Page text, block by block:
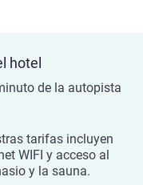
hotel
de la autopista
tarifas incluyen
WIFI y acceso al
y la sauna.